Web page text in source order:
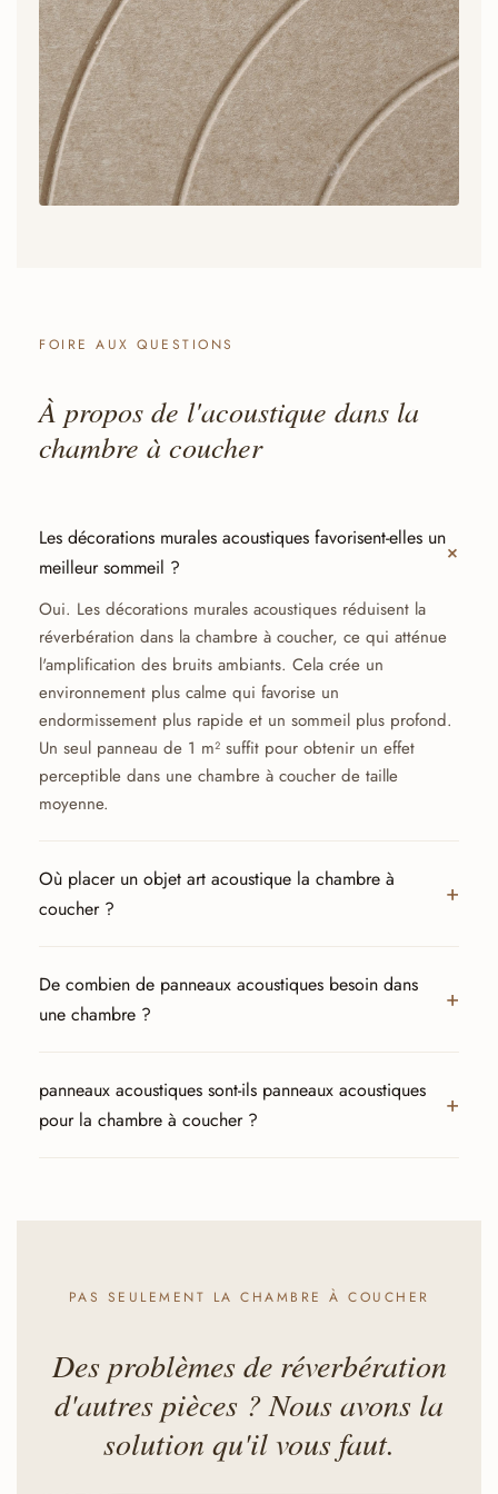
FOIRE AUX QUESTIONS
À propos de l'acoustique dans la
chambre à coucher
Les décorations murales acoustiques favorisent-elles un
meilleur sommeil ?
Oui. Les décorations murales acoustiques réduisent la
réverbération dans la chambre à coucher, ce qui atténue
l'amplification des bruits ambiants. Cela crée un
environnement plus calme qui favorise un
endormissement plus rapide et un sommeil plus profond.
Un seul panneau de 1 m² suffit pour obtenir un effet
perceptible dans une chambre à coucher de taille
moyenne.
Où placer un objet art acoustique la chambre à
coucher ?
De combien de panneaux acoustiques besoin dans
une chambre ?
panneaux acoustiques sont-ils panneaux acoustiques
pour la chambre à coucher ?
PAS SEULEMENT LA CHAMBRE À COUCHER
Des problèmes de réverbération
d'autres pièces ? Nous avons la
solution qu'il vous faut.